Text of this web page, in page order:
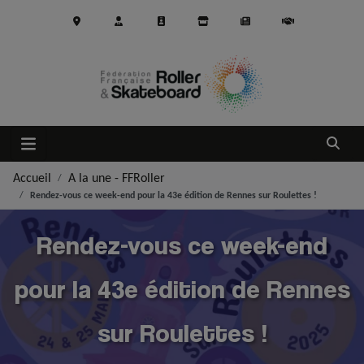
Ouvrir
Accueil A la une - FFRoller
Rendez-vous ce week-end pour la 43e édition de Rennes sur Roulettes !
Rendez-vous ce week-end
pour la 43e édition de Rennes
sur Roulettes !